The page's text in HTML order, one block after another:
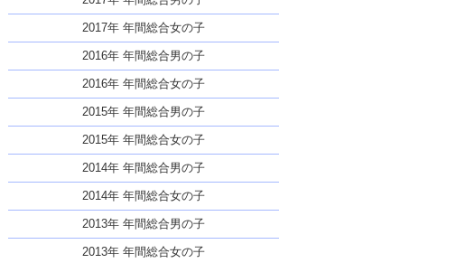
2017年 年間総合女の子
2016年 年間総合男の子
2016年 年間総合女の子
2015年 年間総合男の子
2015年 年間総合女の子
2014年 年間総合男の子
2014年 年間総合女の子
2013年 年間総合男の子
2013年 年間総合女の子